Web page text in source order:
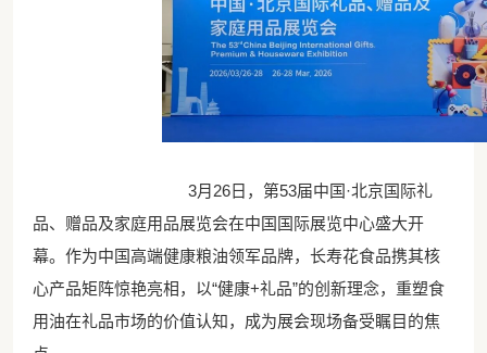
3月26日，第53届中国·北京国际礼
品、赠品及家庭用品展览会在中国国际展览中心盛大开
幕。作为中国高端健康粮油领军品牌，长寿花食品携其核
心产品矩阵惊艳亮相，以“健康+礼品”的创新理念，重塑食
用油在礼品市场的价值认知，成为展会现场备受瞩目的焦